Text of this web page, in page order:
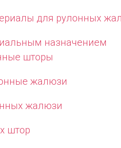
для рулонных
назначением
шторы
жалюзи
жалюзи
штор